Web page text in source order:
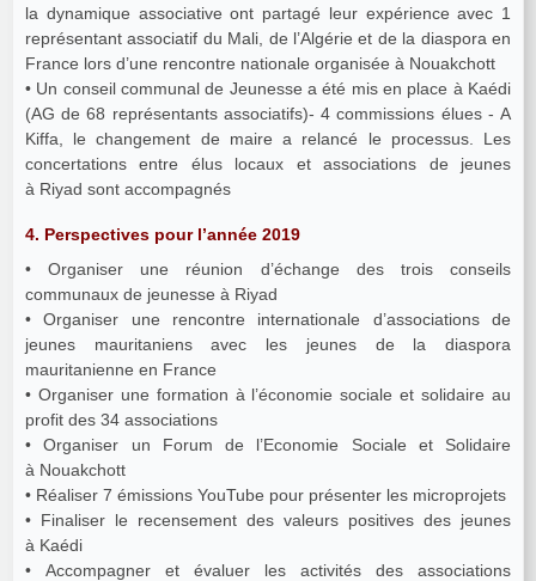
la dynamique associative ont partagé leur expérience avec 1
représentant associatif du Mali, de l’Algérie et de la diaspora en
France lors d’une rencontre nationale organisée à Nouakchott
• Un conseil communal de Jeunesse a été mis en place à Kaédi
(AG de 68 représentants associatifs)- 4 commissions élues - A
Kiffa, le changement de maire a relancé le processus. Les
concertations entre élus locaux et associations de jeunes
à Riyad sont accompagnés
4. Perspectives pour l’année 2019
• Organiser une réunion d’échange des trois conseils
communaux de jeunesse à Riyad
• Organiser une rencontre internationale d’associations de
jeunes mauritaniens avec les jeunes de la diaspora
mauritanienne en France
• Organiser une formation à l’économie sociale et solidaire au
profit des 34 associations
• Organiser un Forum de l’Economie Sociale et Solidaire
à Nouakchott
• Réaliser 7 émissions YouTube pour présenter les microprojets
• Finaliser le recensement des valeurs positives des jeunes
à Kaédi
• Accompagner et évaluer les activités des associations